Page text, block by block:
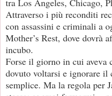
tra Los Angeles, Chicago,
Attraverso i più reconditi
con assassini e criminali a
Mother’s Rest, dove dovrà
incubo.
Forse il giorno in cui aveva
dovuto voltarsi e ignorare il
semplice. Ma la regola per